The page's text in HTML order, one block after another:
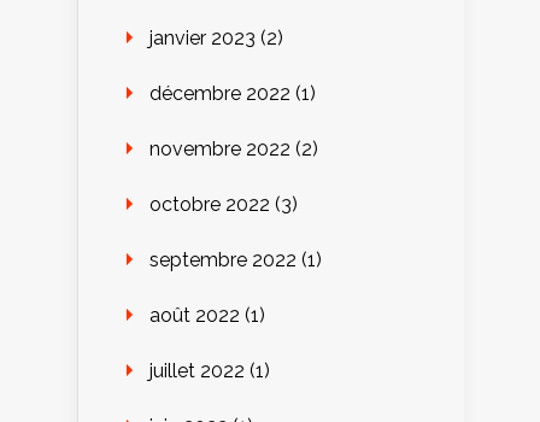
janvier 2023 (2)
décembre 2022 (1)
novembre 2022 (2)
octobre 2022 (3)
septembre 2022 (1)
août 2022 (1)
juillet 2022 (1)